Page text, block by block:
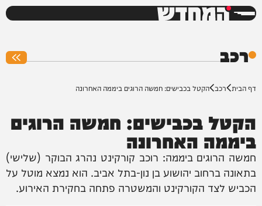
המחדש
רכב
דף הבית רכב הקטל בכבישים: חמשה הרוגים ביממה האחרונה
הקטל בכבישים: חמשה הרוגים
ביממה האחרונה
חמשה הרוגים ביממה: רוכב קורקינט נהרג הבוקר (שלישי)
בתאונה ברחוב יהושוע בן נון-בתל אביב. הוא נמצא מוטל על
הכביש לצד הקורקינט והמשטרה פתחה בחקירת האירוע.